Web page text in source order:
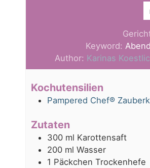
Keyword:
Author: Karinas
Kochutensilien
Pampered Chef®
Zutaten
300 ml Karottensaft
200 ml Wasser
1 Päckchen Trockenhefe